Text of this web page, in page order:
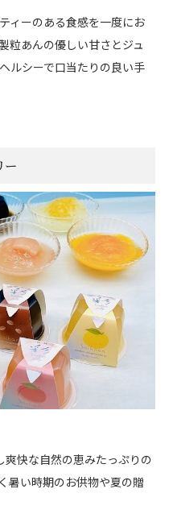
ィーのある食感を一度にお
粒あんの優しい甘さとジュ
ルシーで口当たりの良い手
ー
快な自然の恵みたっぷりの
暑い時期のお供物や夏の贈